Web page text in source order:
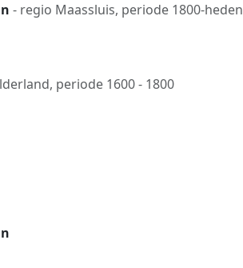
- regio Maassluis, periode 1800-heden
periode 1600 - 1800